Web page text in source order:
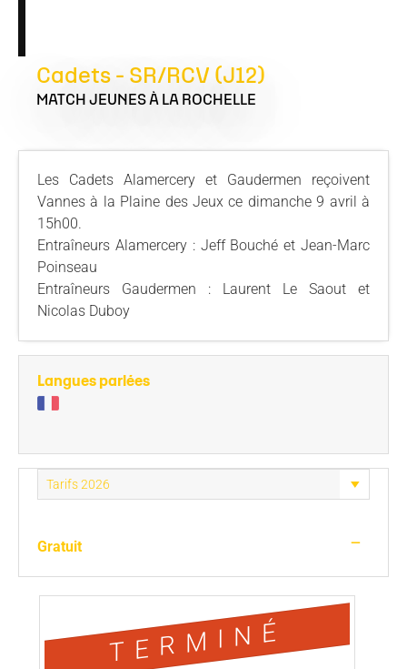
Cadets - SR/RCV (J12)
MATCH JEUNES À LA ROCHELLE
Les Cadets Alamercery et Gaudermen reçoivent
Vannes à la Plaine des Jeux ce dimanche 9 avril à
15h00.
Entraîneurs Alamercery : Jeff Bouché et Jean-Marc
Poinseau
Entraîneurs Gaudermen : Laurent Le Saout et
Nicolas Duboy
Langues parlées
Gratuit —
TERMINÉ